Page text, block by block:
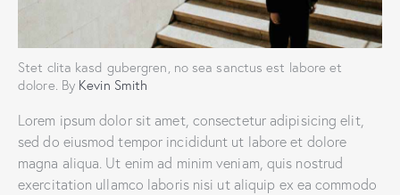
Stet clita kasd gubergren, no sea sanctus est labore et
dolore. By Kevin Smith
Lorem ipsum dolor sit amet, consectetur adipisicing elit,
sed do eiusmod tempor incididunt ut labore et dolore
magna aliqua. Ut enim ad minim veniam, quis nostrud
exercitation ullamco laboris nisi ut aliquip ex ea commodo